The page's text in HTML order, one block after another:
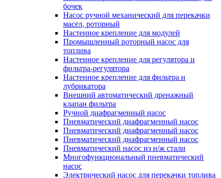
бочек
Насос ручной механический для перекачки
масел, роторный
Настенное крепление для модулей
Промышленный роторный насос для
топлива
Настенное крепление для регулятора и
фильтра-регулятора
Настенное крепление для фильтра и
лубрикатора
Внешний автоматический дренажный
клапан фильтра
Ручной диафрагменный насос
Пневматический диафрагменный насос
Пневматический диафрагменный насос
Пневматический диафрагменный насос
Пневматический насос из н/ж стали
Многофункциональный пневматический
насос
Электрический насос для перекачки топлива